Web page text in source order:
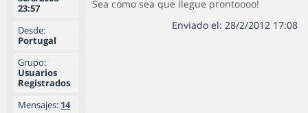
23:57
Desde:
Portugal
Grupo:
Usuarios
Registrados
Mensajes: 14
Sea como sea que llegue prontoooo!
Enviado el: 28/2/2012 17:08